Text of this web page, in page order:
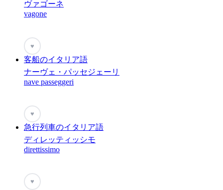
ヴァゴーネ
vagone
♥
客船のイタリア語
ナーヴェ・パッセジェーリ
nave passeggeri
♥
急行列車のイタリア語
ディレッティッシモ
direttissimo
♥